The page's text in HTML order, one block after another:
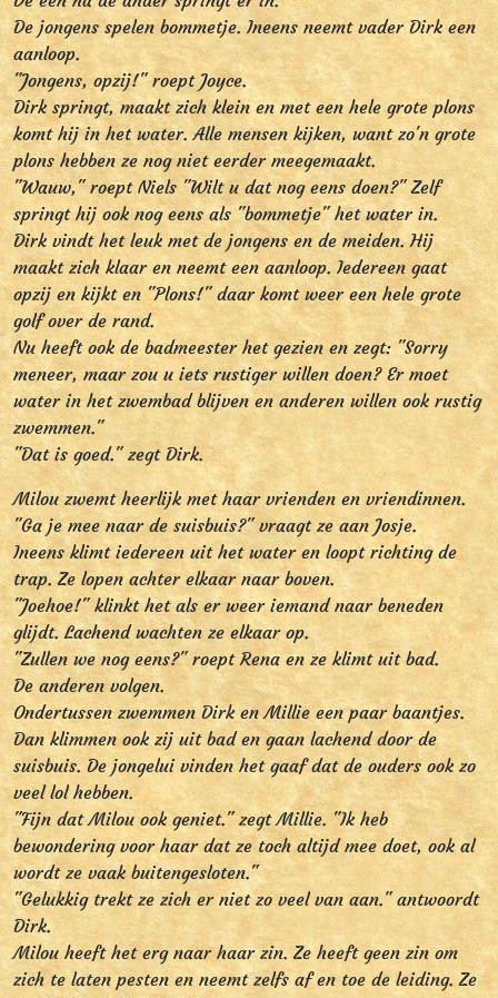
De jongens spelen bommetje. Ineens neemt vader Dirk een
aanloop.
"Jongens, opzij!" roept Joyce.
Dirk springt, maakt zich klein en met een hele grote plons
komt hij in het water. Alle mensen kijken, want zo'n grote
plons hebben ze nog niet eerder meegemaakt.
"Wauw," roept Niels "Wilt u dat nog eens doen?" Zelf
springt hij ook nog eens als "bommetje" het water in.
Dirk vindt het leuk met de jongens en de meiden. Hij
maakt zich klaar en neemt een aanloop. Iedereen gaat
opzij en kijkt en "Plons!" daar komt weer een hele grote
golf over de rand.
Nu heeft ook de badmeester het gezien en zegt: "Sorry
meneer, maar zou u iets rustiger willen doen? Er moet
water in het zwembad blijven en anderen willen ook rustig
zwemmen."
"Dat is goed." zegt Dirk.
Milou zwemt heerlijk met haar vrienden en vriendinnen.
"Ga je mee naar de suisbuis?" vraagt ze aan Josje.
Ineens klimt iedereen uit het water en loopt richting de
trap. Ze lopen achter elkaar naar boven.
"Joehoe!" klinkt het als er weer iemand naar beneden
glijdt. Lachend wachten ze elkaar op.
"Zullen we nog eens?" roept Rena en ze klimt uit bad.
De anderen volgen.
Ondertussen zwemmen Dirk en Millie een paar baantjes.
Dan klimmen ook zij uit bad en gaan lachend door de
suisbuis. De jongelui vinden het gaaf dat de ouders ook zo
veel lol hebben.
"Fijn dat Milou ook geniet." zegt Millie. "Ik heb
bewondering voor haar dat ze toch altijd mee doet, ook al
wordt ze vaak buitengesloten."
"Gelukkig trekt ze zich er niet zo veel van aan." antwoordt
Dirk.
Milou heeft het erg naar haar zin. Ze heeft geen zin om
zich te laten pesten en neemt zelfs af en toe de leiding. Ze